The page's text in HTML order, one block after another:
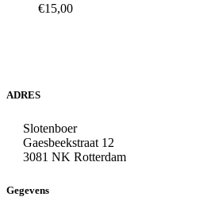
€15,00
ADRES
Slotenboer
Gaesbeekstraat 12
3081 NK Rotterdam
Gegevens